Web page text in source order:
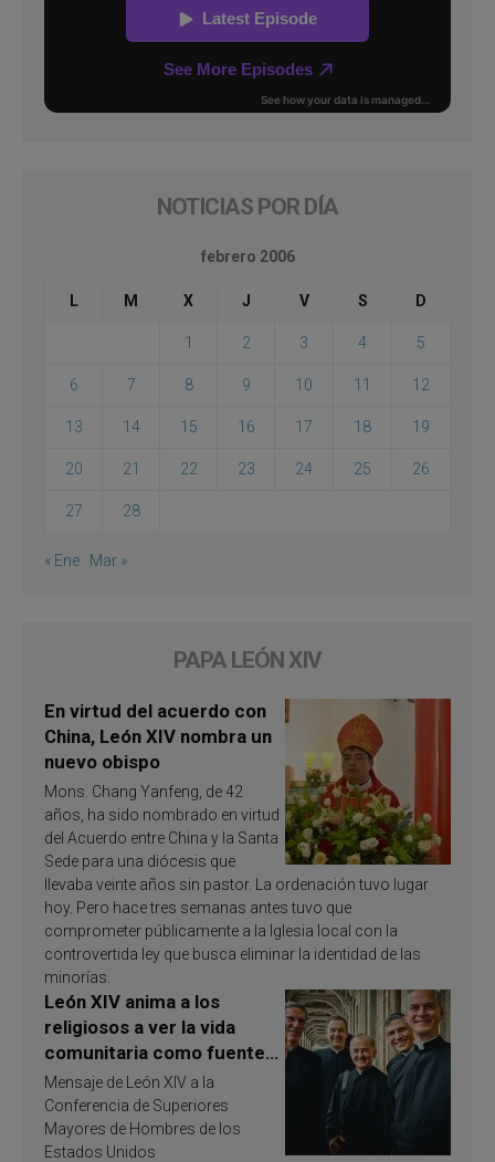
NOTICIAS POR DÍA
febrero 2006
L M X J V S D
1 2 3 4 5
6 7 8 9 10 11 12
13 14 15 16 17 18 19
20 21 22 23 24 25 26
27 28
« Ene Mar »
PAPA LEÓN XIV
En virtud del acuerdo con
China, León XIV nombra un
nuevo obispo
Mons. Chang Yanfeng, de 42
años, ha sido nombrado en virtud
del Acuerdo entre China y la Santa
Sede para una diócesis que
llevaba veinte años sin pastor. La ordenación tuvo lugar
hoy. Pero hace tres semanas antes tuvo que
comprometer públicamente a la Iglesia local con la
controvertida ley que busca eliminar la identidad de las
minorías.
León XIV anima a los
religiosos a ver la vida
comunitaria como fuente
de inspiración y
santificación
Mensaje de León XIV a la
Conferencia de Superiores
Mayores de Hombres de los
Estados Unidos